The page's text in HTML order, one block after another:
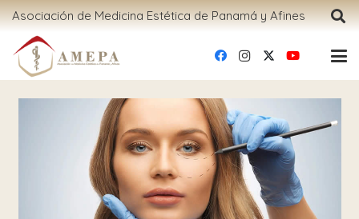
Asociación de Medicina Estética de Panamá y Afines